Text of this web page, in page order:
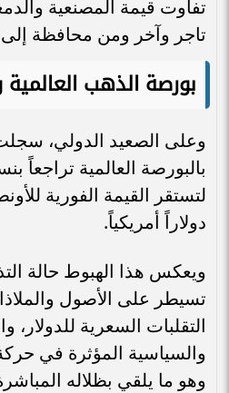
تفاوت قيمة المصنعية
تاجر وآخر ومن محافظة
بورصة الذهب
وعلى الصعيد الدولي،
دولاراً أمريكياً.
ويعكس هذا الهبوط حالة
تسيطر على الأصول
التقلبات السعرية للدولار،
والسياسية المؤثرة في حركة
وهو ما يلقي بظلاله